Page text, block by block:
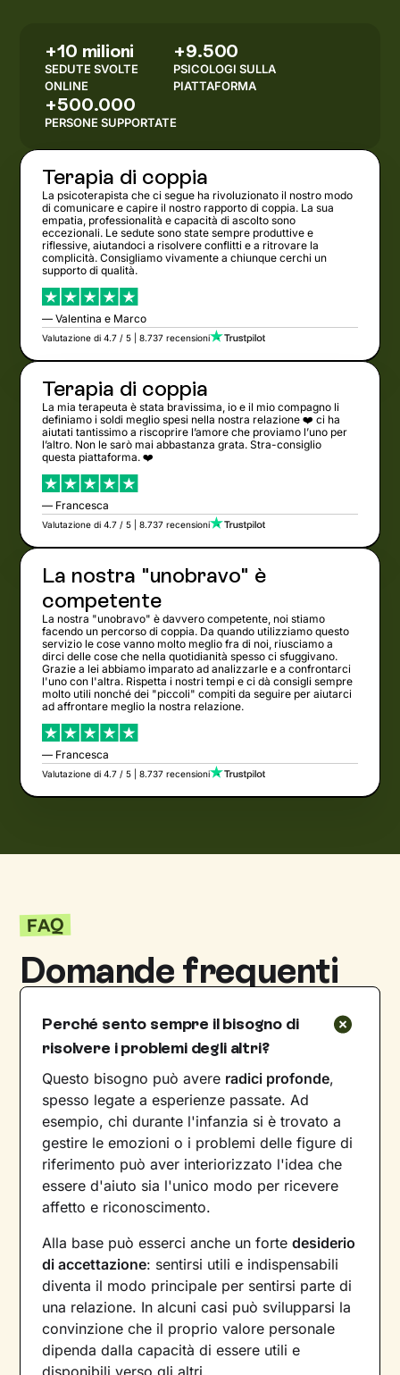
+10 milioni
SEDUTE SVOLTE
ONLINE
+9.500
PSICOLOGI SULLA
PIATTAFORMA
+500.000
PERSONE SUPPORTATE
Terapia di coppia
La psicoterapista che ci segue ha rivoluzionato il nostro modo
di comunicare e capire il nostro rapporto di coppia. La sua
empatia, professionalità e capacità di ascolto sono
eccezionali. Le sedute sono state sempre produttive e
riflessive, aiutandoci a risolvere conflitti e a ritrovare la
complicità. Consigliamo vivamente a chiunque cerchi un
supporto di qualità.
— Valentina e Marco
Valutazione di 4.7 / 5 | 8.737 recensioni
Terapia di coppia
La mia terapeuta è stata bravissima, io e il mio compagno li
definiamo i soldi meglio spesi nella nostra relazione ❤️ ci ha
aiutati tantissimo a riscoprire l’amore che proviamo l’uno per
l’altro. Non le sarò mai abbastanza grata. Stra-consiglio
questa piattaforma. ❤️
— Francesca
Valutazione di 4.7 / 5 | 8.737 recensioni
La nostra "unobravo" è
competente
La nostra "unobravo" è davvero competente, noi stiamo
facendo un percorso di coppia. Da quando utilizziamo questo
servizio le cose vanno molto meglio fra di noi, riusciamo a
dirci delle cose che nella quotidianità spesso ci sfuggivano.
Grazie a lei abbiamo imparato ad analizzarle e a confrontarci
l'uno con l'altra. Rispetta i nostri tempi e ci dà consigli sempre
molto utili nonché dei "piccoli" compiti da seguire per aiutarci
ad affrontare meglio la nostra relazione.
— Francesca
Valutazione di 4.7 / 5 | 8.737 recensioni
FAQ
Domande frequenti
Perché sento sempre il bisogno di
risolvere i problemi degli altri?
Questo bisogno può avere radici profonde,
spesso legate a esperienze passate. Ad
esempio, chi durante l'infanzia si è trovato a
gestire le emozioni o i problemi delle figure di
riferimento può aver interiorizzato l'idea che
essere d'aiuto sia l'unico modo per ricevere
affetto e riconoscimento.
Alla base può esserci anche un fortedesiderio
di accettazione: sentirsi utili e indispensabili
diventa il modo principale per sentirsi parte di
una relazione. In alcuni casi può svilupparsi la
convinzione che il proprio valore personale
dipenda dalla capacità di essere utili e